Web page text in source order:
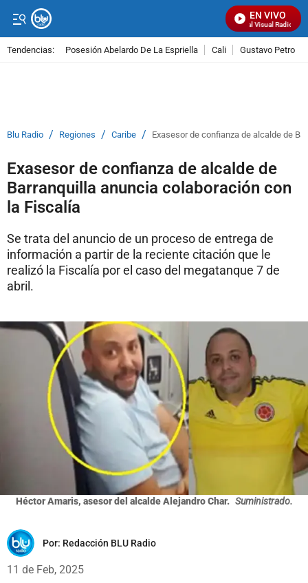
EN VIVO
Señal Visual Radio
Tendencias: Posesión Abelardo De La Espriella Cali Gustavo Petro
Blu Radio / Regiones / Caribe / Exasesor de confianza de alcalde de
Exasesor de confianza de alcalde de
Barranquilla anuncia colaboración con
la Fiscalía
Se trata del anuncio de un proceso de entrega de
información a partir de la reciente citación que le
realizó la Fiscalía por el caso del megatanque 7 de
abril.
Héctor Amaris, asesor del alcalde Alejandro Char. Suministrado.
Por: Redacción BLU Radio
11 de Feb, 2025